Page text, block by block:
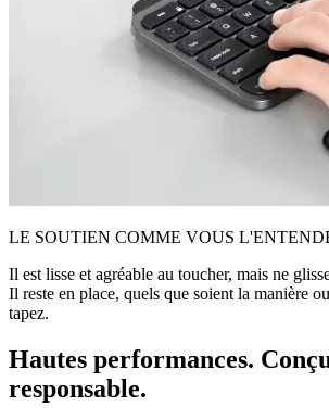
LE SOUTIEN COMME VOUS
Il est lisse et agréable au toucher, mais ne
Il reste en place, quels que soient la manière
tapez.
Hautes performances.
responsable.